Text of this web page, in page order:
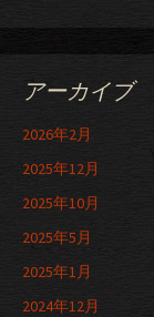
アーカイブ
2026年2月
2025年12月
2025年10月
2025年5月
2025年1月
2024年12月